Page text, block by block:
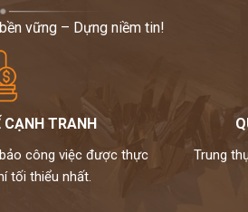
vững – Dựng niềm tin!
TRANH
công việc được thực
tối thiểu nhất.
Trung